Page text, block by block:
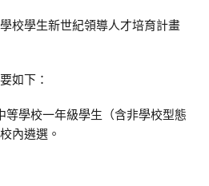
校學生新世紀領導人才培育計畫
如下：
等學校一年級學生（含非學校型態
內遴選。